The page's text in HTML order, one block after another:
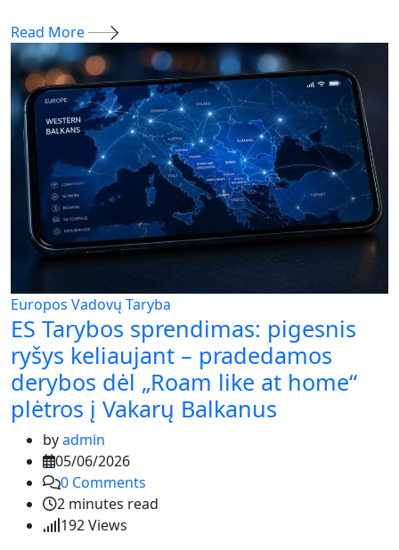
Read More
Europos Vadovų Taryba
ES Tarybos sprendimas: pigesnis
ryšys keliaujant – pradedamos
derybos dėl „Roam like at home“
plėtros į Vakarų Balkanus
byadmin
05/06/2026
0 Comments
2 minutes read
192Views